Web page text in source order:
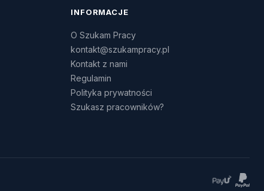
INFORMACJE
O Szukam Pracy
kontakt@szukampracy.pl
Kontakt z nami
Regulamin
Polityka prywatności
Szukasz pracowników?